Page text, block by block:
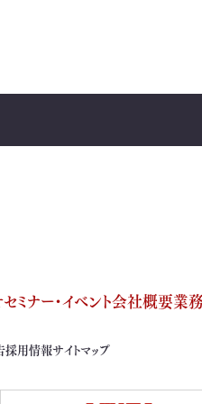
セミナー・イベント会社概要業
採用情報サイトマップ